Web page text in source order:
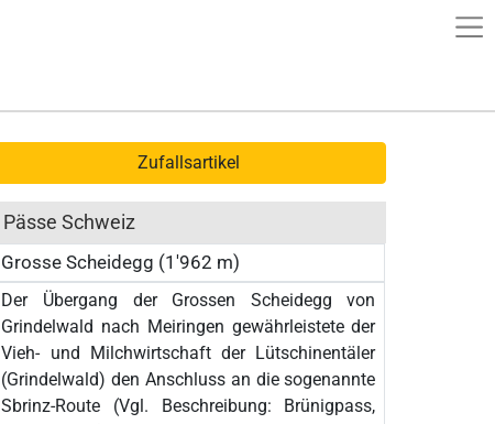
Zufallsartikel
Pässe Schweiz
Grosse Scheidegg (1'962 m)
Der Übergang der Grossen Scheidegg von
Grindelwald nach Meiringen gewährleistete der
Vieh- und Milchwirtschaft der Lütschinentäler
(Grindelwald) den Anschluss an die sogenannte
Sbrinz-Route (Vgl. Beschreibung: Brünigpass,